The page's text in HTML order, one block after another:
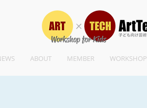
ABOUT MEMBER WORKSHOP